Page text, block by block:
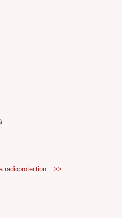
radioprotection... >>